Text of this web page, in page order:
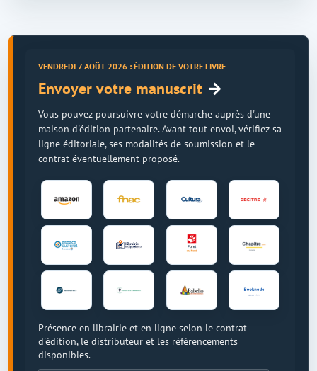
VENDREDI 7 AOÛT 2026 : ÉDITION DE VOTRE LIVRE
Envoyer votre manuscrit →
Vous pouvez poursuivre votre démarche auprès d'une
maison d'édition partenaire. Avant tout envoi, vérifiez sa
ligne éditoriale, ses modalités de soumission et le
contrat éventuellement proposé.
Présence en librairie et en ligne selon le contrat
d'édition, le distributeur et les référencements
disponibles.